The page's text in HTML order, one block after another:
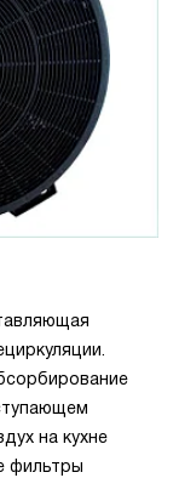
на кухне
фильтры